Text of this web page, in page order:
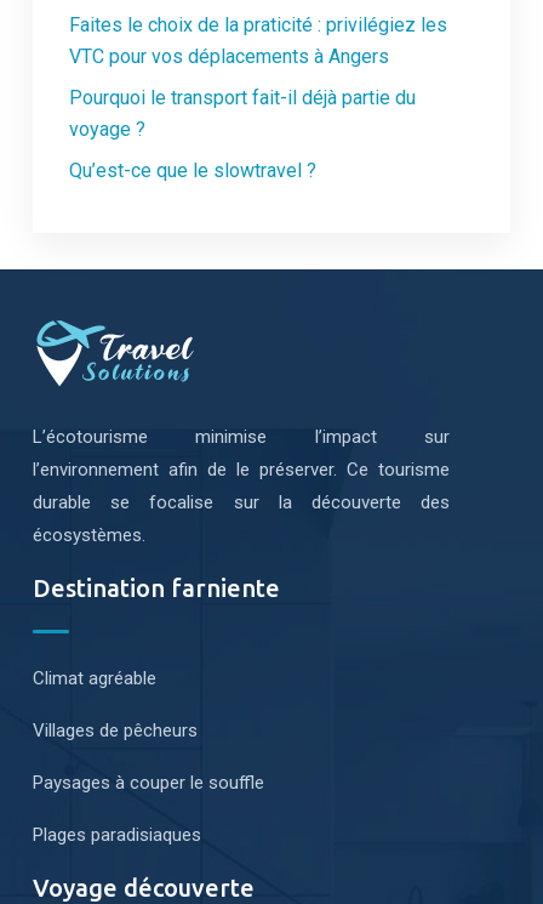
Faites le choix de la praticité : privilégiez les
VTC pour vos déplacements à Angers
Pourquoi le transport fait-il déjà partie du
voyage ?
Qu’est-ce que le slowtravel ?
L’écotourisme minimise l’impact sur
l’environnement afin de le préserver. Ce tourisme
durable se focalise sur la découverte des
écosystèmes.
Destination farniente
Climat agréable
Villages de pêcheurs
Paysages à couper le souffle
Plages paradisiaques
Voyage découverte